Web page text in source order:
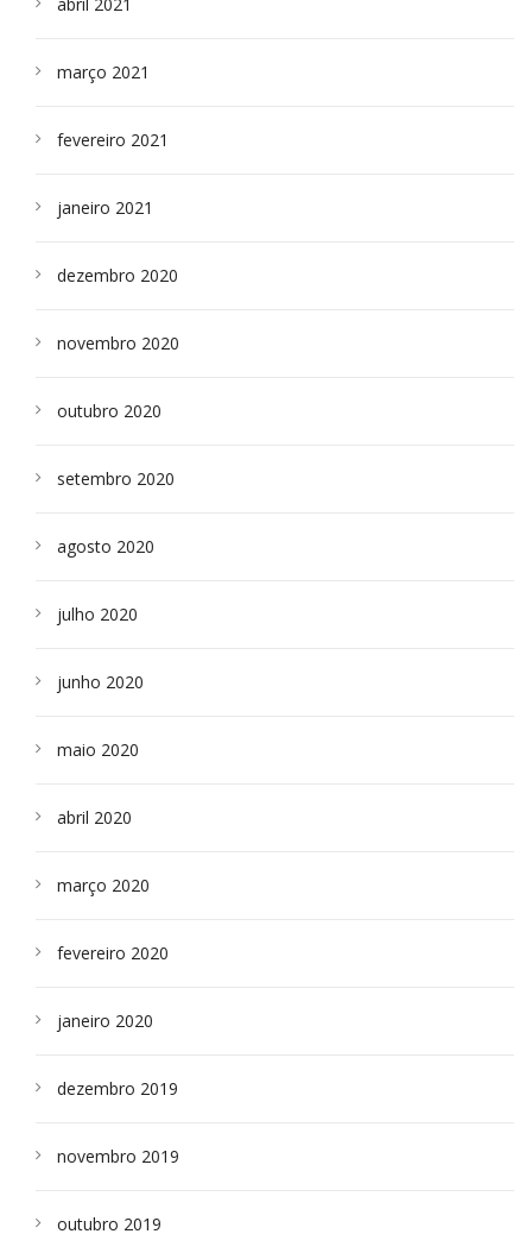
março 2021
fevereiro 2021
janeiro 2021
dezembro 2020
novembro 2020
outubro 2020
setembro 2020
agosto 2020
julho 2020
junho 2020
maio 2020
abril 2020
março 2020
fevereiro 2020
janeiro 2020
dezembro 2019
novembro 2019
outubro 2019